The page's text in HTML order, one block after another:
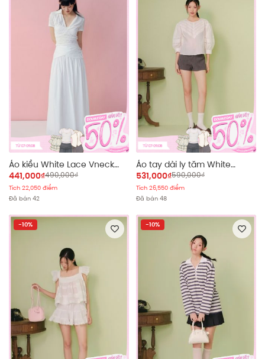
Áo kiểu White Lace Vneck
Short Sleeves Top
441,000₫490,000₫
Tích 22,050 điểm
Đã bán 42
Áo tay dài ly tăm White
Gauze Loose Puff
531,000₫590,000₫
Tích 26,550 điểm
Đã bán 48
-10% -10%